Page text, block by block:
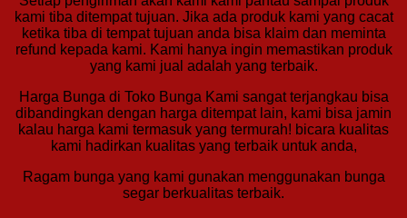
kami tiba ditempat tujuan. Jika ada produk kami yang cacat
ketika tiba di tempat tujuan anda bisa klaim dan meminta
refund kepada kami. Kami hanya ingin memastikan produk
yang kami jual adalah yang terbaik.
Harga Bunga di Toko Bunga Kami sangat terjangkau bisa
dibandingkan dengan harga ditempat lain, kami bisa jamin
kalau harga kami termasuk yang termurah! bicara kualitas
kami hadirkan kualitas yang terbaik untuk anda,
Ragam bunga yang kami gunakan menggunakan bunga
segar berkualitas terbaik.